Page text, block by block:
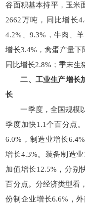
谷面积基本持平，玉米
2662万吨，同比增长
4.2%、9.3%，牛肉、
增长3.4%，禽蛋产量下
同比增长2.8%；季末生
二、工业生产增长
长
一季度，全国规模
季度加快1.1个百分点
6.0%，制造业增长
增长4.3%。装备制造
加值增长12.5%，分别
百分点。分经济类型看
份制企业增长6.6%，